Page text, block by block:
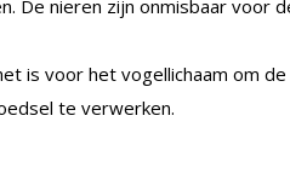
De nieren zijn onmisbaar voor
is voor het vogellichaam om
te verwerken.